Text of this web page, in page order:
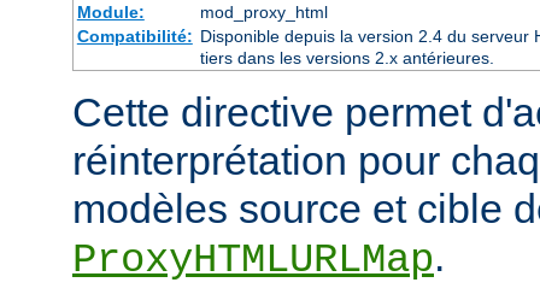
Module:
mod_proxy_html
Compatibilité: Disponible depuis la version 2.4 du serveur
tiers dans les versions 2.x antérieures.
Cette directive permet
réinterprétation pour
modèles source et cible
ProxyHTMLURLMap.